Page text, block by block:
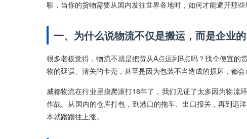
聊，当你的货物需要从国内发往世界各地时，如何才能避开那些
一、为什么说物流不仅是搬运，而是企业
很多老板觉得，物流不就是把货从A点运到B点吗？找个便宜
物的延误、清关的卡壳，甚至是因为包装不当造成的损坏，都
威都物流在行业里摸爬滚打18年了，我们见证了太多因为物流
作战。从国内的仓库打包，到港口的拖车、出口报关，再到远
本就蹭蹭往上涨。